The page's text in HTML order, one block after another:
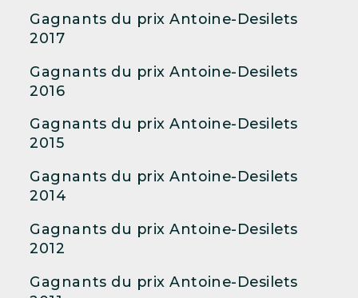
Gagnants du prix Antoine-Desilets
2017
Gagnants du prix Antoine-Desilets
2016
Gagnants du prix Antoine-Desilets
2015
Gagnants du prix Antoine-Desilets
2014
Gagnants du prix Antoine-Desilets
2012
Gagnants du prix Antoine-Desilets